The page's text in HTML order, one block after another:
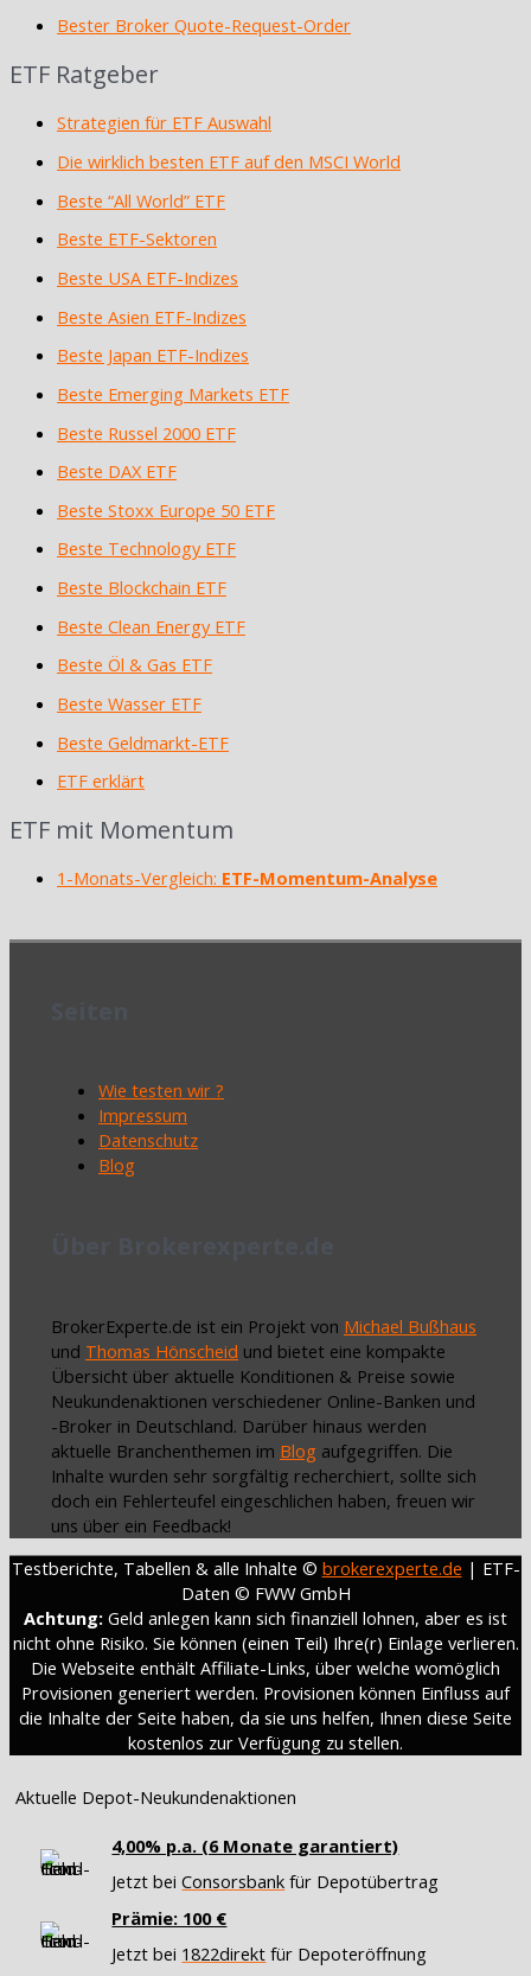
Bester Broker Quote-Request-Order
ETF Ratgeber
Strategien für ETF Auswahl
Die wirklich besten ETF auf den MSCI World
Beste “All World” ETF
Beste ETF-Sektoren
Beste USA ETF-Indizes
Beste Asien ETF-Indizes
Beste Japan ETF-Indizes
Beste Emerging Markets ETF
Beste Russel 2000 ETF
Beste DAX ETF
Beste Stoxx Europe 50 ETF
Beste Technology ETF
Beste Blockchain ETF
Beste Clean Energy ETF
Beste Öl & Gas ETF
Beste Wasser ETF
Beste Geldmarkt-ETF
ETF erklärt
ETF mit Momentum
1-Monats-Vergleich: ETF-Momentum-Analyse
Wie testen wir ?
Impressum
Datenschutz
Blog
BrokerExperte.de ist ein Projekt von Michael Bußhaus
und Thomas Hönscheid und bietet eine kompakte
Übersicht über aktuelle Konditionen & Preise sowie
Neukundenaktionen verschiedener Online-Banken und
-Broker in Deutschland. Darüber hinaus werden
aktuelle Branchenthemen im Blog aufgegriffen. Die
Inhalte wurden sehr sorgfältig recherchiert, sollte sich
doch ein Fehlerteufel eingeschlichen haben, freuen wir
uns über ein Feedback!
Testberichte, Tabellen & alle Inhalte © brokerexperte.de | ETF-
Daten © FWW GmbH
Achtung: Geld anlegen kann sich finanziell lohnen, aber es ist
nicht ohne Risiko. Sie können (einen Teil) Ihre(r) Einlage verlieren.
Die Webseite enthält Affiliate-Links, über welche womöglich
Provisionen generiert werden. Provisionen können Einfluss auf
die Inhalte der Seite haben, da sie uns helfen, Ihnen diese Seite
kostenlos zur Verfügung zu stellen.
Aktuelle Depot-Neukundenaktionen
4,00% p.a. (6 Monate garantiert)
Jetzt beiConsorsbank für Depotübertrag
Prämie: 100 €
Jetzt bei 1822direkt für Depoteröffnung